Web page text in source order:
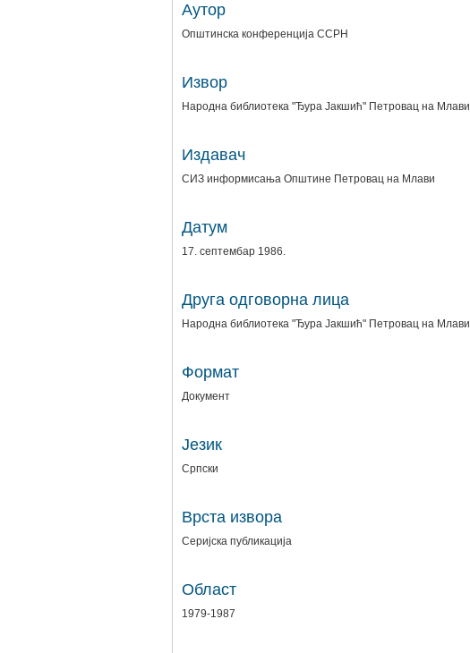
Аутор
Општинска конференција ССРН
Извор
Народна библиотека "Ђура Јакшић" Петровац на Млави
Издавач
СИЗ информисања Општине Петровац на Млави
Датум
17. септембар 1986.
Друга одговорна лица
Народна библиотека "Ђура Јакшић" Петровац на Млави
Формат
Документ
Језик
Српски
Врста извора
Серијска публикација
Област
1979-1987